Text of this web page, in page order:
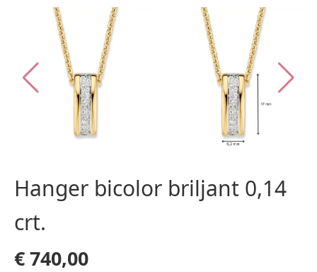
Hanger bicolor briljant 0,14
crt.
€740,00